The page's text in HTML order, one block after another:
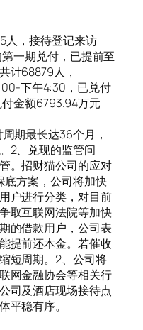
人，接待登记来访
一期兑付，已提前至
计68879人，
下午4:30，已兑付
金额6793.94万元
期最长达36个月，
2、兑现的监管问
。招财猫公司的应对
底方案，公司将加快
户进行分类，对目前
取互联网法院等加快
的借款用户，公司表
提前还本金。若催收
短周期。2、公司将
网金融协会等相关行
司及酒店现场接待点
平稳有序。